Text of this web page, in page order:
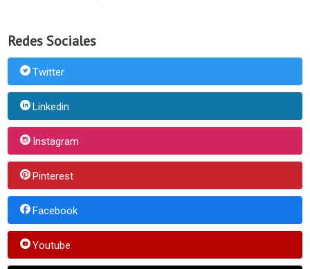
Redes Sociales
Twitter
Linkedin
Instagram
Pinterest
Facebook
Youtube